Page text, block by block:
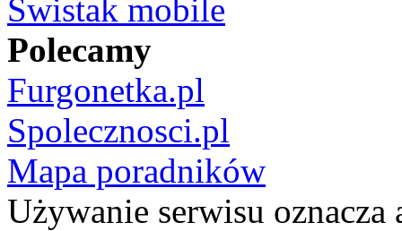
Świstak mobile
Polecamy
Furgonetka.pl
Spolecznosci.pl
Mapa poradników
Używanie serwisu oznacza